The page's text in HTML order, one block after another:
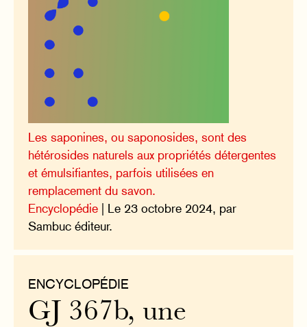
Les saponines, ou saponosides, sont des
hétérosides naturels aux propriétés détergentes
et émulsifiantes, parfois utilisées en
remplacement du savon.
Encyclopédie | Le 23 octobre 2024, par
Sambuc éditeur.
ENCYCLOPÉDIE
GJ 367b, une